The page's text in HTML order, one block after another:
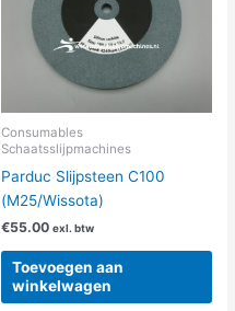
Consumables
Schaatsslijpmachines
Parduc Slijpsteen C100
(M25/Wissota)
€55.00 exl. btw
Toevoegen aan
winkelwagen